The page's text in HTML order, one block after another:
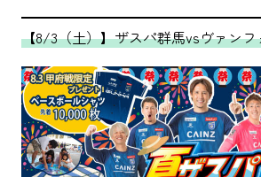
【8/3（土）】ザスパ群馬vsヴァン